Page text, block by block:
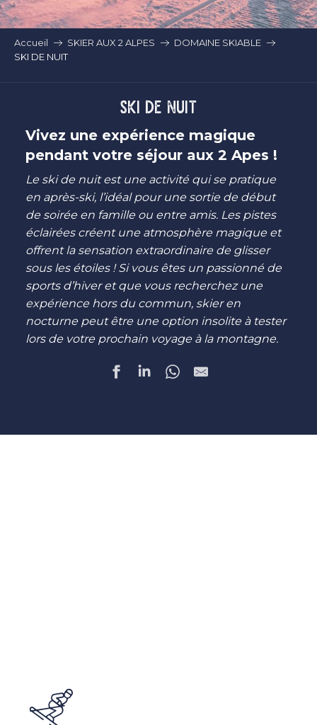
Accueil SKIER AUX 2 ALPES
DOMAINE SKIABLE
SKI DE NUIT
SKI DE NUIT
Vivez une expérience magique
pendant votre séjour aux 2 Apes !
Le ski de nuit est une activité qui se pratique
en après-ski, l’idéal pour une sortie de début
de soirée en famille ou entre amis. Les pistes
éclairées créent une atmosphère magique et
offrent la sensation extraordinaire de glisser
sous les étoiles ! Si vous êtes un passionné de
sports d’hiver et que vous recherchez une
expérience hors du commun, skier en
nocturne peut être une option insolite à tester
lors de votre prochain voyage à la montagne.